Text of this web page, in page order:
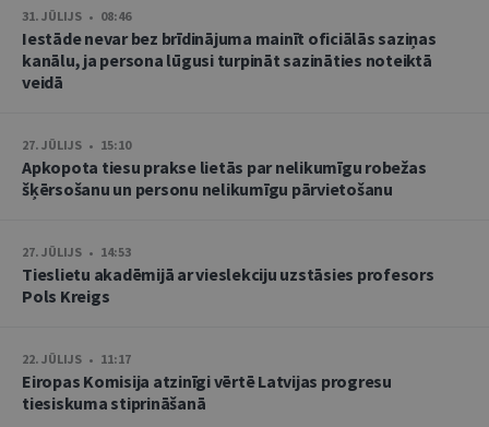
31. JŪLIJS • 08:46
Iestāde nevar bez brīdinājuma mainīt oficiālās saziņas
kanālu, ja persona lūgusi turpināt sazināties noteiktā
veidā
27. JŪLIJS • 15:10
Apkopota tiesu prakse lietās par nelikumīgu robežas
šķērsošanu un personu nelikumīgu pārvietošanu
27. JŪLIJS • 14:53
Tieslietu akadēmijā ar vieslekciju uzstāsies profesors
Pols Kreigs
22. JŪLIJS • 11:17
Eiropas Komisija atzinīgi vērtē Latvijas progresu
tiesiskuma stiprināšanā